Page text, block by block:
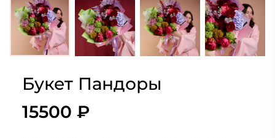
Букет Пандоры
15500 ₽